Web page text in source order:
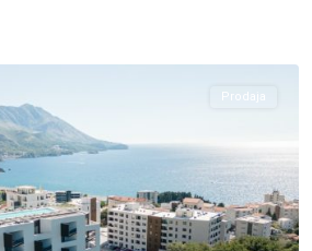
Prodaja